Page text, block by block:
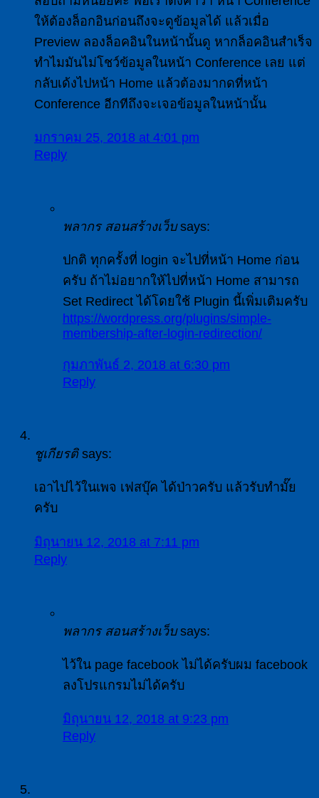
ให้ต้องล็อกอินก่อนถึงจะดูข้อมูลได้ แล้วเมื่อ
Preview ลองล็อคอินในหน้านั้นดู หากล็อคอินสำเร็จ
ทำไมมันไม่โชว์ข้อมูลในหน้า Conference เลย แต่
กลับเด้งไปหน้า Home แล้วต้องมากดที่หน้า
Conference อีกทีถึงจะเจอข้อมูลในหน้านั้น
มกราคม 25, 2018 at 4:01 pm
Reply
พลากร สอนสร้างเว็บ says:
ปกติ ทุกครั้งที่ login จะไปที่หน้า Home ก่อน
ครับ ถ้าไม่อยากให้ไปที่หน้า Home สามารถ
Set Redirect ได้โดยใช้ Plugin นี้เพิ่มเติมครับ
https://wordpress.org/plugins/simple-
membership-after-login-redirection/
กุมภาพันธ์ 2, 2018 at 6:30 pm
Reply
ชูเกียรติ says:
เอาไปไว้ในเพจ เฟสบุ๊ค ได้ป่าวครับ แล้วรับทำมั๊ย
ครับ
มิถุนายน 12, 2018 at 7:11 pm
Reply
พลากร สอนสร้างเว็บ says:
ไว้ใน page facebook ไม่ได้ครับผม facebook
ลงโปรแกรมไม่ได้ครับ
มิถุนายน 12, 2018 at 9:23 pm
Reply